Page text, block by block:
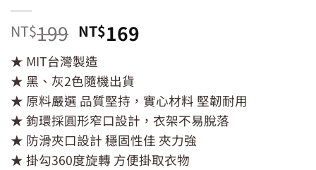
NT$199 原
始
價
格：
NT$199。
NT$169目
NT$169。
★ MIT台灣製造
★ 黑、灰2色隨機出貨
★ 原料嚴選 品質堅持，實心材料 堅韌耐用
★ 鉤環採圓形窄口設計，衣架不易脫落
★ 防滑夾口設計 穩固性佳 夾力強
★ 掛勾360度旋轉 方便掛取衣物